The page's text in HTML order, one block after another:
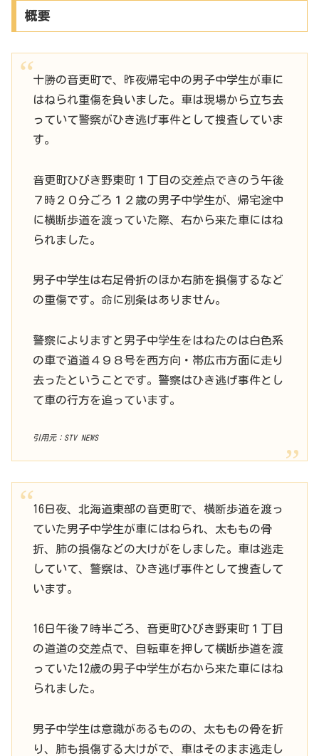
概要
十勝の音更町で、昨夜帰宅中の男子中学生が車に
はねられ重傷を負いました。車は現場から立ち去
っていて警察がひき逃げ事件として捜査していま
す。
音更町ひびき野東町１丁目の交差点できのう午後
７時２０分ごろ１２歳の男子中学生が、帰宅途中
に横断歩道を渡っていた際、右から来た車にはね
られました。
男子中学生は右足骨折のほか右肺を損傷するなど
の重傷です。命に別条はありません。
警察によりますと男子中学生をはねたのは白色系
の車で道道４９８号を西方向・帯広市方面に走り
去ったということです。警察はひき逃げ事件とし
て車の行方を追っています。
引用元：STV NEWS
16日夜、北海道東部の音更町で、横断歩道を渡っ
ていた男子中学生が車にはねられ、太ももの骨
折、肺の損傷などの大けがをしました。車は逃走
していて、警察は、ひき逃げ事件として捜査して
います。
16日午後７時半ごろ、音更町ひびき野東町１丁目
の道道の交差点で、自転車を押して横断歩道を渡
っていた12歳の男子中学生が右から来た車にはね
られました。
男子中学生は意識があるものの、太ももの骨を折
り、肺も損傷する大けがで、車はそのまま逃走し